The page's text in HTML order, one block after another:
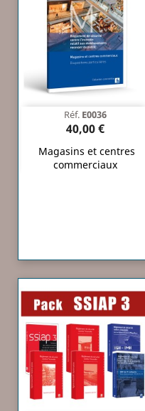
Réf. E0036
40,00 €
Magasins et centres
commerciaux